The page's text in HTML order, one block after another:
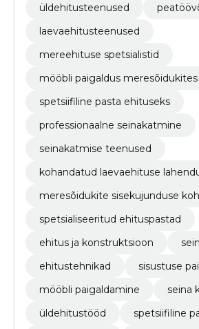
üldehitusteenused
laevaehitusteenused
mereehituse spetsialistid
mööbli paigaldus meresõidukites
spetsiifiline pasta ehituseks
professionaalne seinakatmine
seinakatmise teenused
kohandatud laevaehituse
meresõidukite sisekujunduse
spetsialiseeritud ehituspastad
ehitus ja konstruktsioon
ehitustehnikad
sisustuse
mööbli paigaldamine
seina
üldehitustööd
spetsiifiline